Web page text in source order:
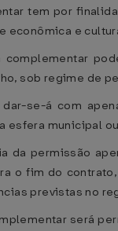
tem por
econômica e
sob regime de
se-á com
esfera municipal
da permissão
o fim do
previstas no
será